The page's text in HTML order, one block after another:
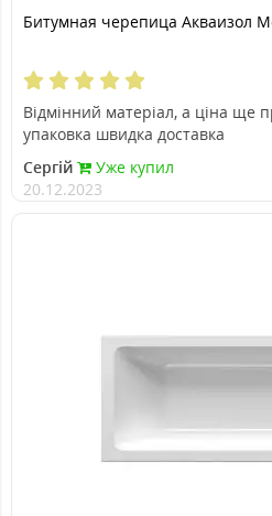
Битумная черепица Акваизол
Відмінний матеріал, а ціна ще
упаковка швидка доставка
Сергій
Уже купил
20.12.2023